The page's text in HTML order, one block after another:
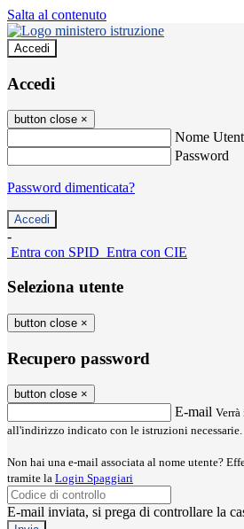
Salta al contenuto
Accedi
Accedi
button close ×
Nome
Password
Password dimenticata?
-
Entra con SPID Entra con CIE
Seleziona utente
button close ×
Recupero password
button close ×
E-mail
all'indirizzo indicato con le istruzioni necessarie.
Non hai una e-mail associata al nome utente?
tramite la Login Spaggiari
E-mail inviata, si prega di controllare la